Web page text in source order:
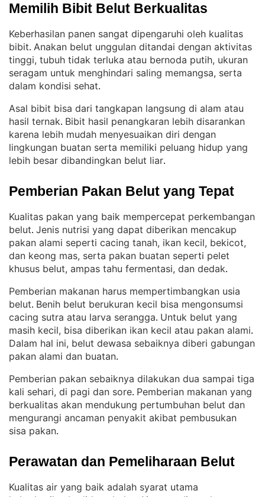
Memilih Bibit Belut Berkualitas
Keberhasilan panen sangat dipengaruhi oleh kualitas
bibit. Anakan belut unggulan ditandai dengan aktivitas
tinggi, tubuh tidak terluka atau bernoda putih, ukuran
seragam untuk menghindari saling memangsa, serta
dalam kondisi sehat.
Asal bibit bisa dari tangkapan langsung di alam atau
hasil ternak. Bibit hasil penangkaran lebih disarankan
karena lebih mudah menyesuaikan diri dengan
lingkungan buatan serta memiliki peluang hidup yang
lebih besar dibandingkan belut liar.
Pemberian Pakan Belut yang Tepat
Kualitas pakan yang baik mempercepat perkembangan
belut. Jenis nutrisi yang dapat diberikan mencakup
pakan alami seperti cacing tanah, ikan kecil, bekicot,
dan keong mas, serta pakan buatan seperti pelet
khusus belut, ampas tahu fermentasi, dan dedak.
Pemberian makanan harus mempertimbangkan usia
belut. Benih belut berukuran kecil bisa mengonsumsi
cacing sutra atau larva serangga. Untuk belut yang
masih kecil, bisa diberikan ikan kecil atau pakan alami
Dalam hal ini, belut dewasa sebaiknya diberi gabungan
pakan alami dan buatan.
Pemberian pakan sebaiknya dilakukan dua sampai tiga
kali sehari, di pagi dan sore. Pemberian makanan yang
berkualitas akan mendukung pertumbuhan belut dan
mengurangi ancaman penyakit akibat pembusukan
sisa pakan.
Perawatan dan Pemeliharaan Belut
Kualitas air yang baik adalah syarat utama